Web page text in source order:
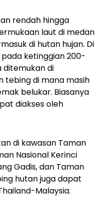
rendah hingga
laut di medan
di hutan hujan. Di
ketinggian 200-
ditemukan di
tebing di mana masih
belukar. Biasanya
diakses oleh
di kawasan Taman
Nasional Kerinci
Gadis, dan Taman
hutan juga dapat
Malaysia.